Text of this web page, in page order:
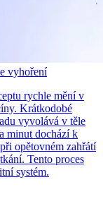
vyhoření
rychle mění v
Krátkodobé
vyvolává v těle
minut dochází k
opětovném zahřátí
Tento proces
systém.